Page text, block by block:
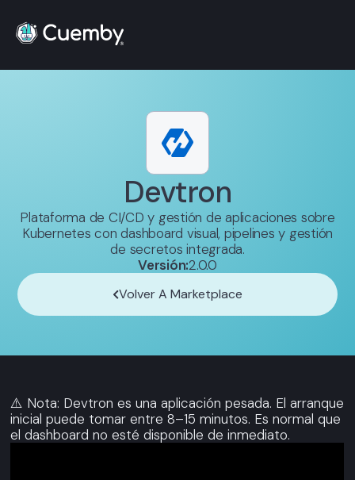
Devtron
Plataforma de CI/CD y gestión de aplicaciones sobre
Kubernetes con dashboard visual, pipelines y gestión
de secretos integrada.
Versión:2.0.0
Volver A Marketplace
⚠️ Nota: Devtron es una aplicación pesada. El arranque
inicial puede tomar entre 8–15 minutos. Es normal que
el dashboard no esté disponible de inmediato.